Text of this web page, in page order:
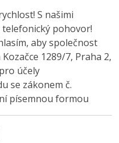
S našimi
pohovor!
aby společnost
Kozačce 1289/7, Praha 2,
účely
se zákonem č.
písemnou formou